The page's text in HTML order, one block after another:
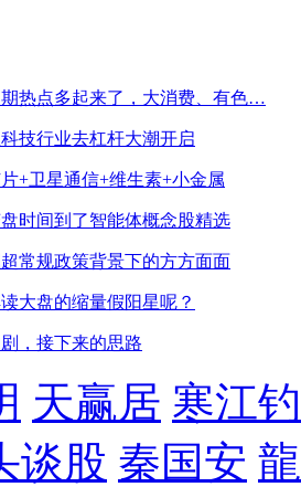
热点多起来了，大消费、有色…
科技行业去杠杆大潮开启
+卫星通信+维生素+小金属
时间到了智能体概念股精选
常规政策背景下的方方面面
大盘的缩量假阳星呢？
，接下来的思路
天赢居 寒江
谈股 秦国安